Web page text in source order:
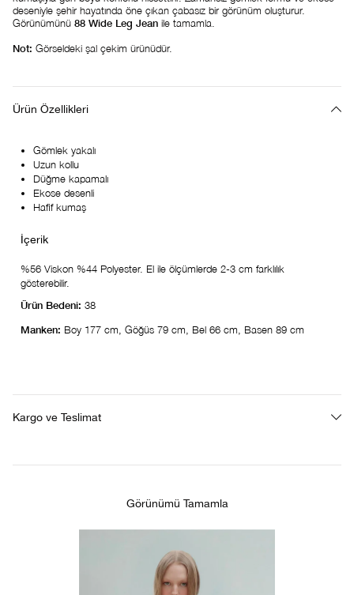
deseniyle şehir hayatında öne çıkan çabasız bir görünüm oluşturur.
Görünümünü 88 Wide Leg Jean ile tamamla.
Not: Görseldeki şal çekim ürünüdür.
Ürün Özellikleri
Gömlek yakalı
Uzun kollu
Düğme kapamalı
Ekose desenli
Hafif kumaş
%56 Viskon %44 Polyester. El ile ölçümlerde 2-3 cm farklılık
gösterebilir.
Ürün Bedeni: 38
Manken: Boy 177 cm, Göğüs 79 cm, Bel 66 cm, Basen 89 cm
Kargo ve Teslimat
Görünümü Tamamla